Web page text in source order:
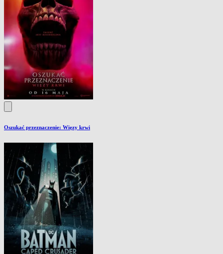
Oszukać przeznaczenie: Więzy krwi